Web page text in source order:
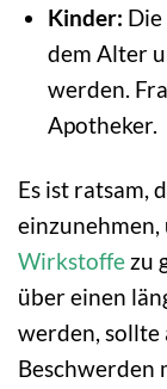
Kinder:
dem Alter
werden.
Apotheker.
Es ist ratsam,
Wirkstoffe zu
über einen
werden, sollte
Beschwerden